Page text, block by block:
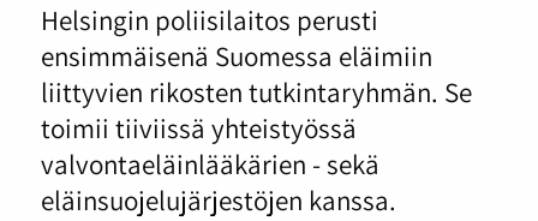
Helsingin poliisilaitos perusti
ensimmäisenä Suomessa eläimiin
liittyvien rikosten tutkintaryhmän. Se
toimii tiiviissä yhteistyössä
valvontaeläinlääkärien - sekä
eläinsuojelujärjestöjen kanssa.